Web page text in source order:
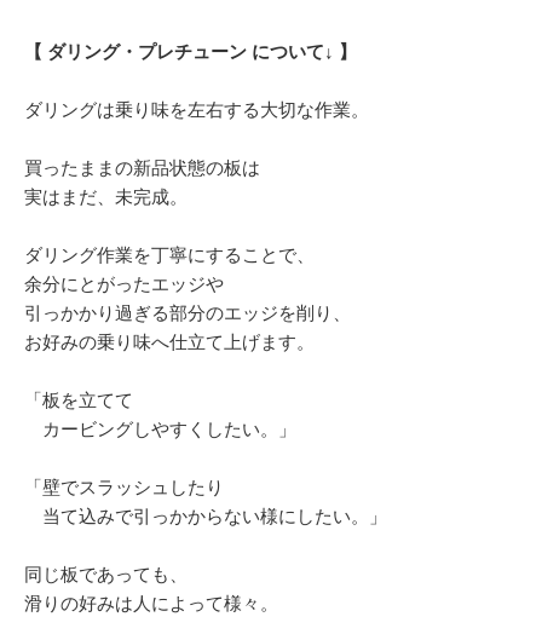
【 ダリング・プレチューン について↓ 】
ダリングは乗り味を左右する大切な作業。
買ったままの新品状態の板は
実はまだ、未完成。
ダリング作業を丁寧にすることで、
余分にとがったエッジや
引っかかり過ぎる部分のエッジを削り、
お好みの乗り味へ仕立て上げます。
「板を立てて
カービングしやすくしたい。」
「壁でスラッシュしたり
当て込みで引っかからない様にしたい。」
同じ板であっても、
滑りの好みは人によって様々。